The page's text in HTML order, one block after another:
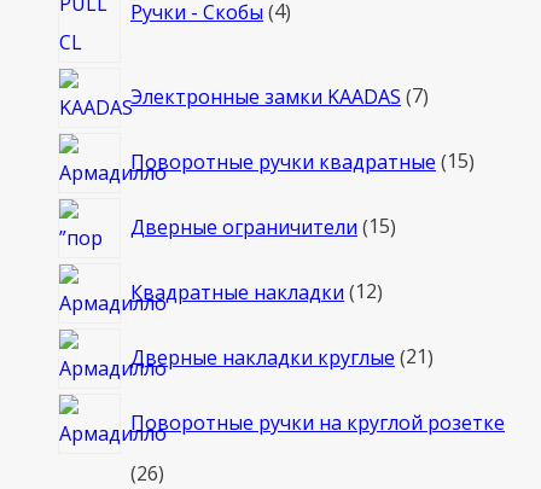
Ручки - Скобы 4товара
Электронные замки KAADAS 77
Поворотные ручки квадратные 1515
Дверные ограничители 1515
Квадратные накладки 1212
Дверные накладки круглые 2121
Поворотные ручки на круглой розетке
2626